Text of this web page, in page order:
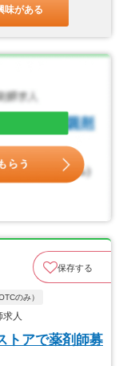
味がある
保存する
のみ）
人
トアで薬剤師募